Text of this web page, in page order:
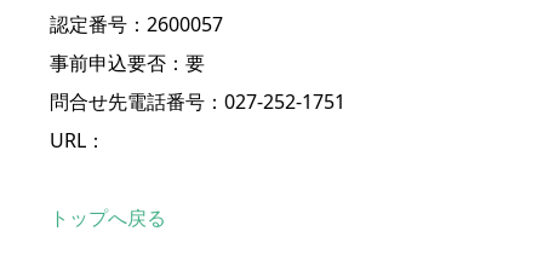
認定番号：2600057
事前申込要否：要
問合せ先電話番号：027-252-1751
URL：
トップへ戻る